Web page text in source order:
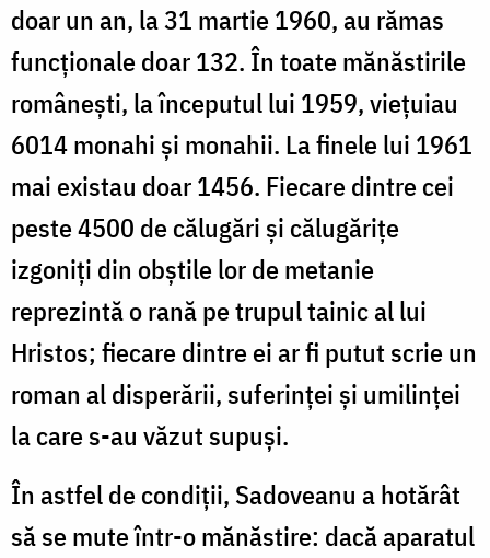
doar un an, la 31 martie 1960, au rămas
funcționale doar 132. În toate mănăstirile
românești, la începutul lui 1959, vieţuiau
6014 monahi și monahii. La finele lui 1961
mai existau doar 1456. Fiecare dintre cei
peste 4500 de călugări și călugărițe
izgoniți din obştile lor de metanie
reprezintă o rană pe trupul tainic al lui
Hristos; fiecare dintre ei ar fi putut scrie un
roman al disperării, suferinței și umilinței
la care s-au văzut supuși.
În astfel de condiții, Sadoveanu a hotărât
să se mute într-o mănăstire: dacă aparatul